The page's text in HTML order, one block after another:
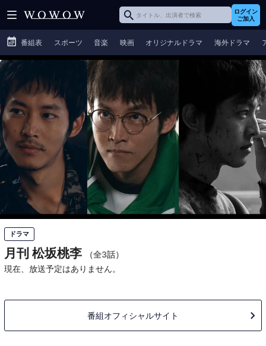
ログイン
ご加入
番組表 スポーツ 音楽 映画 オリジナルドラマ 海外ドラマ
ドラマ
月刊 松坂桃李
（全3話）
現在、放送予定はありません。
番組オフィシャルサイト